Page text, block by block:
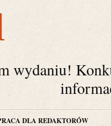
wydaniu!
DLA REDAKTORÓW